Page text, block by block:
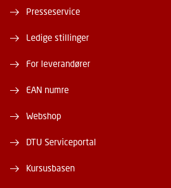
Presseservice
Ledige stillinger
For leverandører
EAN numre
Webshop
DTU Serviceportal
Kursusbasen